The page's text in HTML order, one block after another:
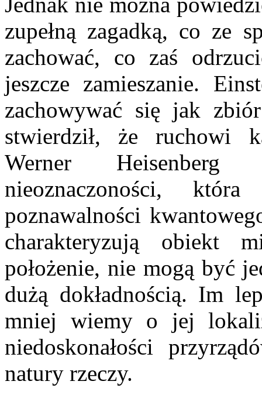
zupełną zagadką, co ze
zachować, co zaś
jeszcze zamieszanie.
zachowywać się jak
stwierdził, że ruchowi
Werner Heisenberg
nieoznaczoności,
poznawalności
charakteryzują obiekt
położenie, nie mogą być
dużą dokładnością. Im
mniej wiemy o jej
niedoskonałości
natury rzeczy.